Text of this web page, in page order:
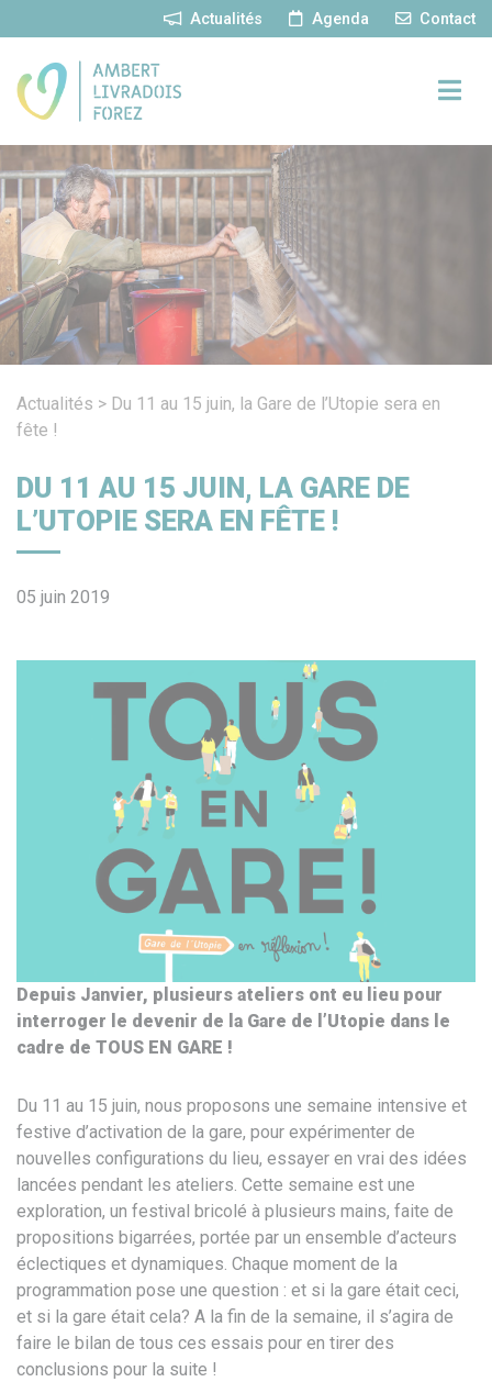
Actualités Agenda Contact
Actualités > Du 11 au 15 juin, la Gare de l’Utopie sera en
fête !
DU 11 AU 15 JUIN, LA GARE DE
L’UTOPIE SERA EN FÊTE !
05 juin 2019
Depuis Janvier, plusieurs ateliers ont eu lieu pour
interroger le devenir de la Gare de l’Utopie dans le
cadre de TOUS EN GARE !
Du 11 au 15 juin, nous proposons une semaine intensive et
festive d’activation de la gare, pour expérimenter de
nouvelles configurations du lieu, essayer en vrai des idées
lancées pendant les ateliers. Cette semaine est une
exploration, un festival bricolé à plusieurs mains, faite de
propositions bigarrées, portée par un ensemble d’acteurs
éclectiques et dynamiques. Chaque moment de la
programmation pose une question : et si la gare était ceci,
et si la gare était cela? A la fin de la semaine, il s’agira de
faire le bilan de tous ces essais pour en tirer des
conclusions pour la suite !
Panneau de gestion des cookies